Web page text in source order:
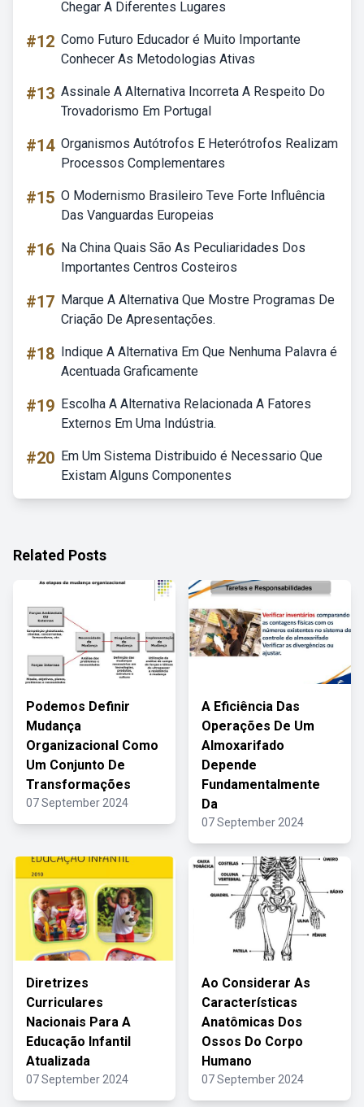
Chegar A Diferentes Lugares
#12 Como Futuro Educador é Muito Importante
Conhecer As Metodologias Ativas
#13 Assinale A Alternativa Incorreta A Respeito Do
Trovadorismo Em Portugal
#14 Organismos Autótrofos E Heterótrofos Realizam
Processos Complementares
#15 O Modernismo Brasileiro Teve Forte Influência
Das Vanguardas Europeias
#16 Na China Quais São As Peculiaridades Dos
Importantes Centros Costeiros
#17 Marque A Alternativa Que Mostre Programas De
Criação De Apresentações.
#18 Indique A Alternativa Em Que Nenhuma Palavra é
Acentuada Graficamente
#19 Escolha A Alternativa Relacionada A Fatores
Externos Em Uma Indústria.
#20 Em Um Sistema Distribuido é Necessario Que
Existam Alguns Componentes
Related Posts
Podemos Definir
Mudança
Organizacional Como
Um Conjunto De
Transformações
07 September 2024
A Eficiência Das
Operações De Um
Almoxarifado
Depende
Fundamentalmente
Da
07 September 2024
Diretrizes
Curriculares
Nacionais Para A
Educação Infantil
Atualizada
07 September 2024
Ao Considerar As
Características
Anatômicas Dos
Ossos Do Corpo
Humano
07 September 2024